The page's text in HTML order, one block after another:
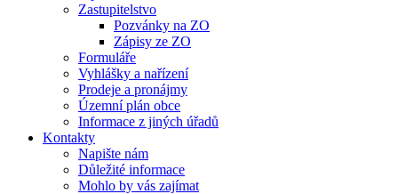
Zastupitelstvo
Pozvánky na ZO
Zápisy ze ZO
Formuláře
Vyhlášky a nařízení
Prodeje a pronájmy
Územní plán obce
Informace z jiných úřadů
Kontakty
Napište nám
Důležité informace
Mohlo by vás zajímat